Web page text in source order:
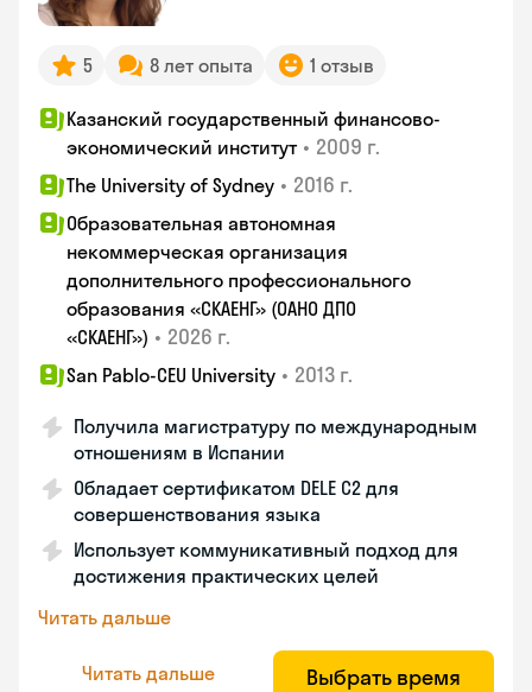
5 8 лет опыта 1 отзыв
Казанский государственный финансово-
экономический институт • 2009 г.
The University of Sydney • 2016 г.
Образовательная автономная
некоммерческая организация
дополнительного профессионального
образования «СКАЕНГ» (ОАНО ДПО
«СКАЕНГ») • 2026 г.
San Pablo-CEU University • 2013 г.
Получила магистратуру по международным
отношениям в Испании
Обладает сертификатом DELE C2 для
совершенствования языка
Использует коммуникативный подход для
достижения практических целей
Читать дальше
Читать дальше Выбрать время